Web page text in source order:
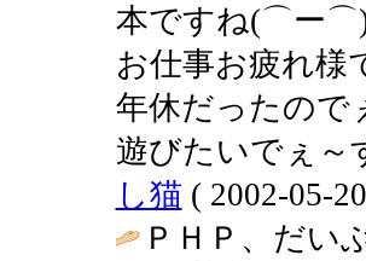
本ですね(⌒ー
お仕事お疲れ様
年休だったので
遊びたいでぇ
し猫 ( 2002-05-
ＰＨＰ、だい